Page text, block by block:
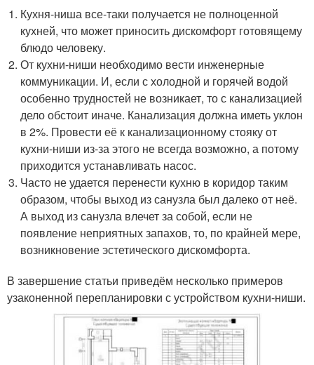
Кухня-ниша все-таки получается не полноценной
кухней, что может приносить дискомфорт готовящему
блюдо человеку.
От кухни-ниши необходимо вести инженерные
коммуникации. И, если с холодной и горячей водой
особенно трудностей не возникает, то с канализацией
дело обстоит иначе. Канализация должна иметь уклон
в 2%. Провести её к канализационному стояку от
кухни-ниши из-за этого не всегда возможно, а потому
приходится устанавливать насос.
Часто не удается перенести кухню в коридор таким
образом, чтобы выход из санузла был далеко от неё.
А выход из санузла влечет за собой, если не
появление неприятных запахов, то, по крайней мере,
возникновение эстетического дискомфорта.
В завершение статьи приведём несколько примеров
узаконенной перепланировки с устройством кухни-ниши.